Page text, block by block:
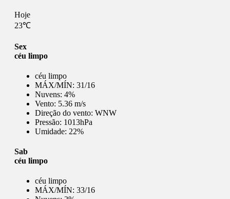
Hoje
23℃
Sex
céu limpo
céu limpo
MÁX/MÍN: 31/16
Nuvens: 4%
Vento: 5.36 m/s
Direção do vento: WNW
Pressão: 1013hPa
Umidade: 22%
Sab
céu limpo
céu limpo
MÁX/MÍN: 33/16